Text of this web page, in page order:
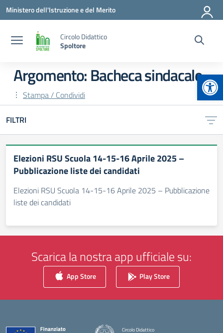
Vai ai contenuti
Vai al menu di navigazione
Vai al footer
Ministero dell'Istruzione e del Merito
Circolo Didattico
Spoltore
Argomento: Bacheca sindacale
Stampa / Condividi
FILTRI
Elezioni RSU Scuola 14-15-16 Aprile 2025 –
Pubblicazione liste dei candidati
Elezioni RSU Scuola 14-15-16 Aprile 2025 – Pubblicazione
liste dei candidati
Scarica la nostra app ufficiale su:
App Store Play Store
Circolo Didattico